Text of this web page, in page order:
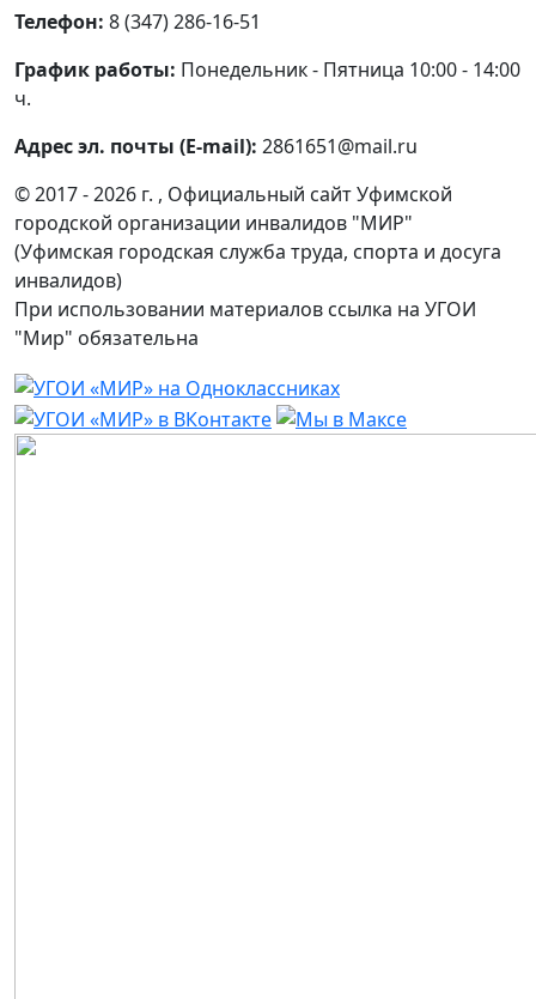
Телефон: 8 (347) 286-16-51
График работы: Понедельник - Пятница 10:00 - 14:00
ч.
Адрес эл. почты (E-mail): 2861651@mail.ru
© 2017 - 2026 г. , Официальный сайт Уфимской
городской организации инвалидов "МИР"
(Уфимская городская служба труда, спорта и досуга
инвалидов)
При использовании материалов ссылка на УГОИ
"Мир" обязательна